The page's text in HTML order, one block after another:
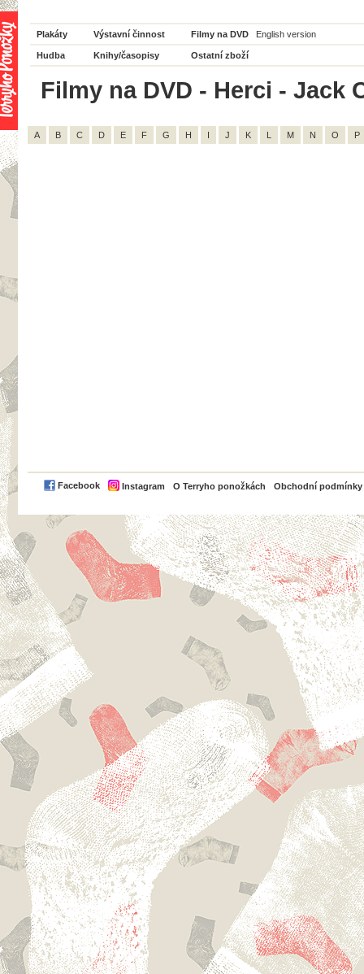
Plakáty Výstavní činnost Filmy na DVD English version
Hudba Knihy/časopisy Ostatní zboží
Filmy na DVD - Herci - Jack
A B C D E F G H I J K L M N O P
Facebook Instagram O Terryho ponožkách Obchodní podmínky
PayPal